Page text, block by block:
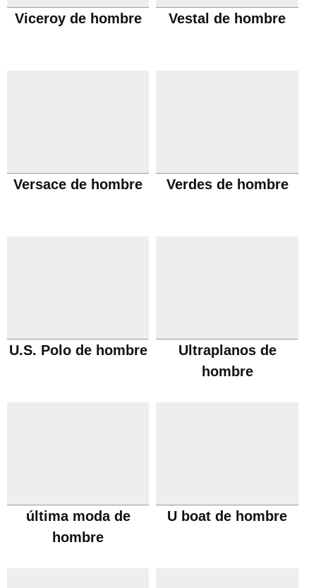
Viceroy de hombre Vestal de hombre
Versace de hombre Verdes de hombre
U.S. Polo de hombre
Ultraplanos de
hombre
última moda de
hombre
U boat de hombre